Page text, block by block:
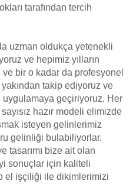
tarafından tercih
uzman oldukça yetenekli
ve hepimiz yılların
bir o kadar da profesyonel
yakından takip ediyoruz ve
uygulamaya geçiriyoruz. Her
hazır modeli elimizde
isteyen gelinlerimiz
gelinliği bulabiliyorlar.
tasarımı bize ait olan
sonuçlar için kaliteli
el işçiliği ile dikimlerimizi